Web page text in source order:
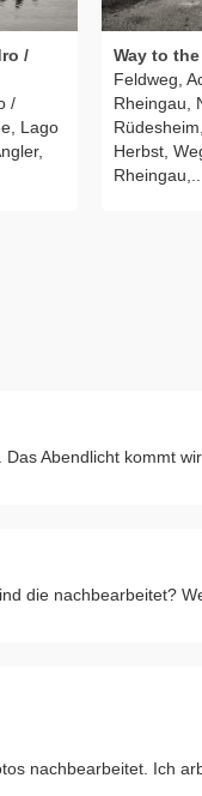
/
/
Lago
Way to
Feldweg,
Rheingau,
Herbst,
Rheingau,...
Abendlicht kommt
die nachbearbeitet?
nachbearbeitet. Ich